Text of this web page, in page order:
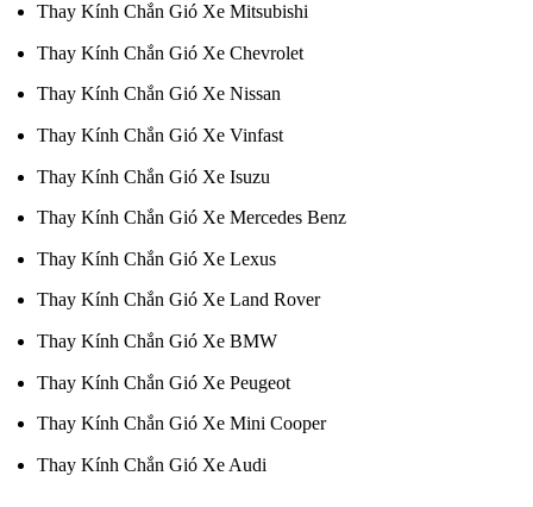
Thay Kính Chắn Gió Xe Mitsubishi
Thay Kính Chắn Gió Xe Chevrolet
Thay Kính Chắn Gió Xe Nissan
Thay Kính Chắn Gió Xe Vinfast
Thay Kính Chắn Gió Xe Isuzu
Thay Kính Chắn Gió Xe Mercedes Benz
Thay Kính Chắn Gió Xe Lexus
Thay Kính Chắn Gió Xe Land Rover
Thay Kính Chắn Gió Xe BMW
Thay Kính Chắn Gió Xe Peugeot
Thay Kính Chắn Gió Xe Mini Cooper
Thay Kính Chắn Gió Xe Audi